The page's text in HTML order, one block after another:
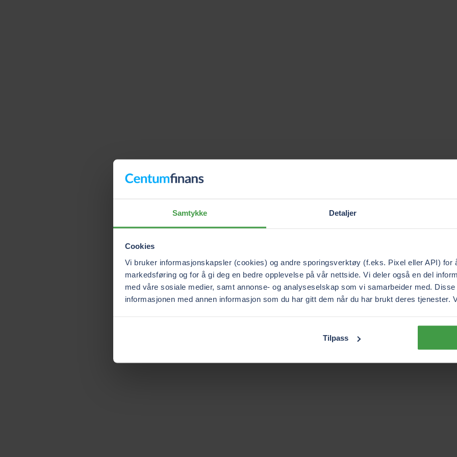
Samtykke Detaljer
Cookies
Vi bruker informasjonskapsler (cookies) og andre sporingsverktøy (f.eks. Pixel eller API) for
markedsføring og for å gi deg en bedre opplevelse på vår nettside. Vi deler også en del
med våre sosiale medier, samt annonse- og analyseselskap som vi samarbeider med.
informasjonen med annen informasjon som du har gitt dem når du har brukt deres tjenester.
Tilpass